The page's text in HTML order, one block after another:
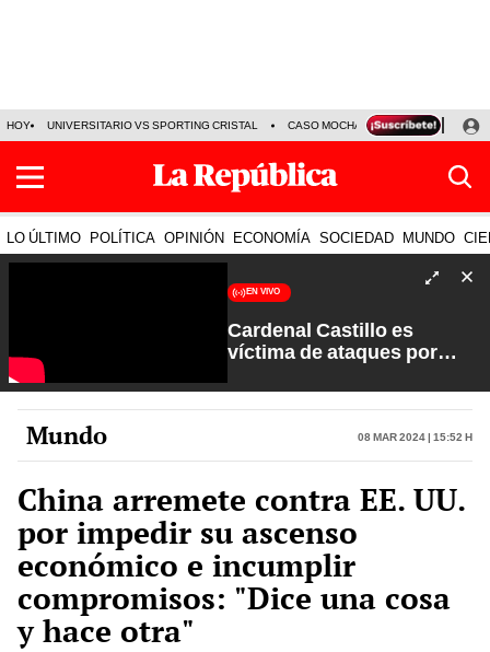
HOY UNIVERSITARIO VS SPORTING CRISTAL CASO MOCHASUELDOS
LO ÚLTIMO POLÍTICA OPINIÓN ECONOMÍA SOCIEDAD MUNDO
EN VIVO
Cardenal Castillo es
víctima de ataques por
Verdad a Fondo con Pedro
Salinas
Mundo 08 Mar 2024 | 15:52 h
China arremete contra EE. UU.
por impedir su ascenso
económico e incumplir
compromisos: "Dice una cosa
y hace otra"